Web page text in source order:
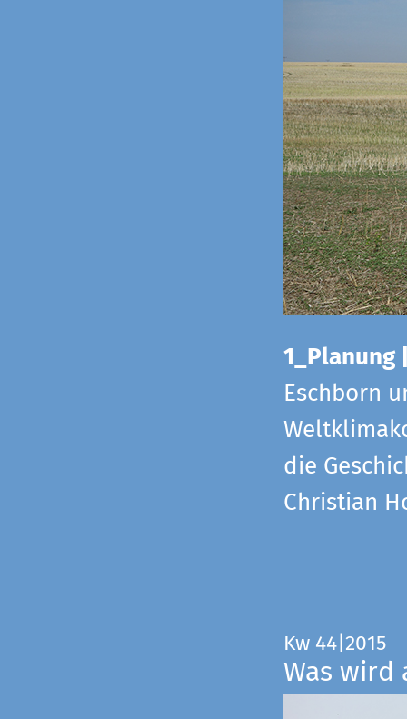
1_Planung
Eschborn
die
Christian
Kw 44|2015
Was wird